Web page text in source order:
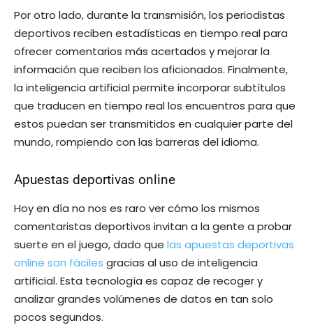
Por otro lado, durante la transmisión, los periodistas
deportivos reciben estadísticas en tiempo real para
ofrecer comentarios más acertados y mejorar la
información que reciben los aficionados. Finalmente,
la inteligencia artificial permite incorporar subtítulos
que traducen en tiempo real los encuentros para que
estos puedan ser transmitidos en cualquier parte del
mundo, rompiendo con las barreras del idioma.
Apuestas deportivas online
Hoy en día no nos es raro ver cómo los mismos
comentaristas deportivos invitan a la gente a probar
suerte en el juego, dado que las apuestas deportivas
online son fáciles gracias al uso de inteligencia
artificial. Esta tecnología es capaz de recoger y
analizar grandes volúmenes de datos en tan solo
pocos segundos.